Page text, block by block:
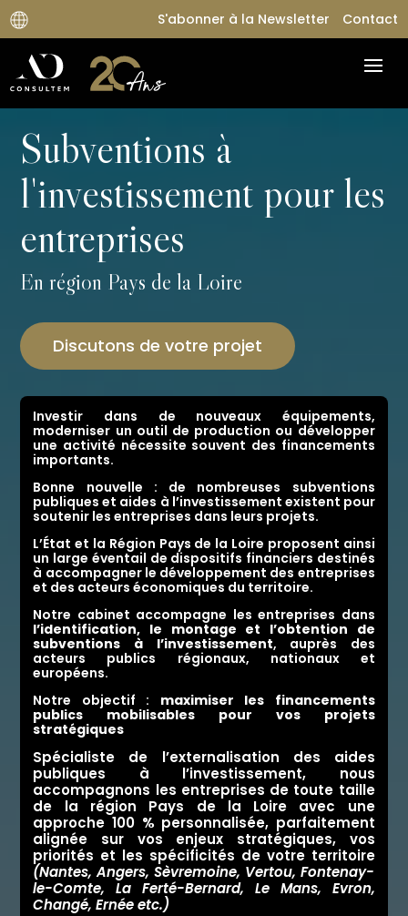
S'abonner à la Newsletter Contact
Subventions à
l'investissement pour les
entreprises
En région Pays de la Loire
Discutons de votre projet
Investir dans de nouveaux équipements,
moderniser un outil de production ou développer
une activité nécessite souvent des financements
importants.
Bonne nouvelle : de nombreuses subventions
publiques et aides à l’investissement existent pour
soutenir les entreprises dans leurs projets.
L’État et la Région Pays de la Loire proposent ainsi
un large éventail de dispositifs financiers destinés
à accompagner le développement des entreprises
et des acteurs économiques du territoire.
Notre cabinet accompagne les entreprises dans
l’identification, le montage et l’obtention de
subventions à l’investissement, auprès des
acteurs publics régionaux, nationaux et
européens.
Notre objectif : maximiser les financements
publics mobilisables pour vos projets
stratégiques
Spécialiste de l’externalisation des aides
publiques à l’investissement, nous
accompagnons les entreprises de toute taille
de la région Pays de la Loire avec une
approche 100 % personnalisée, parfaitement
alignée sur vos enjeux stratégiques, vos
priorités et les spécificités de votre territoire
(Nantes,Angers,Sèvremoine, Vertou, Fontenay-
le-Comte,La Ferté-Bernard, Le Mans, Evron,
Changé,Ernée etc.)